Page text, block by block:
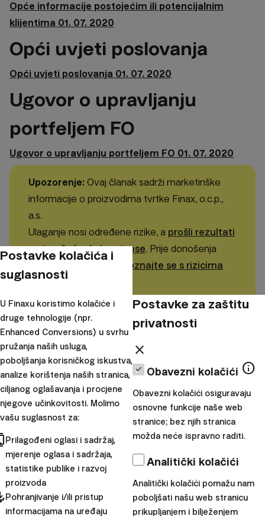
Opće informacije postojećim ili potencijalnim
klijentima 01. 07. 2020
Opći uvjeti poslovanja
Opći uvjeti poslovanja 01. 07. 2020
Ugovor o upravljanju
portfeljem FO
Ugovor o upravljanju portfeljem FO 01. 07. 2020
Upozorenje: Ovaj članak sadrži marketinške
informacije o proizvodima tvrtke Finax, o.c.p.,
a.s.
Ulaganje nosi određene rizike, a prošli rezultati
ne jamče buduće prinose. Prije donošenja
upoznajte se s rizicima
koje preuzimate
Porezne olakšice dostupne su isključivo
rezidentima određene zemlje i mogu se
razlikovati ovisno o važećim poreznim
zakonima.Pogledajte naše aktualne i
prethodne promotivne ponude.
Tím
Finax
Postavke kolačića i
suglasnosti
U Finaxu koristimo kolačiće i
druge tehnologije (npr.
Enhanced Conversions) u svrhu
pružanja naših usluga,
poboljšanja korisničkog iskustva,
analize korištenja naših stranica,
ciljanog oglašavanja i procjene
njegove učinkovitosti. Molimo
vašu suglasnost za:
Prilagođeni oglasi i sadržaj,
mjerenje oglasa i sadržaja,
statistike publike i razvoj
proizvoda
Pohranjivanje i/ili pristup
informacijama na uređaju
Postavke za zaštitu
privatnosti
close
Obavezni kolačići info
Obavezni kolačići osiguravaju
osnovne funkcije naše web
stranice; bez njih stranica
možda neće ispravno raditi.
Analitički kolačići
Analitički kolačići pomažu nam
poboljšati našu web stranicu
prikupljanjem i bilježenjem